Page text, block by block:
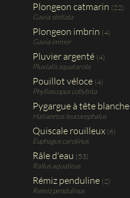
Plongeon catmarin (22)
Gavia stellata
Plongeon imbrin (4)
Gavia immer
Pluvier argenté (4)
Pluvialis squatarola
Pouillot véloce (4)
Phylloscopus collybita
Pygargue à tête blanche
Haliaeetus leucocephalus
Quiscale rouilleux (6)
Euphagus carolinus
Râle d'eau (53)
Rallus aquaticus
Rémiz penduline (2)
Remiz pendulinus